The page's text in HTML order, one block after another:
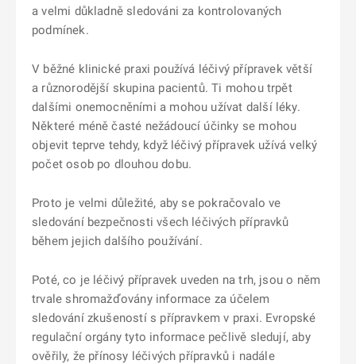
a velmi důkladně sledováni za kontrolovaných
podmínek.
V běžné klinické praxi používá léčivý přípravek větší
a různorodější skupina pacientů. Ti mohou trpět
dalšími onemocněními a mohou užívat další léky.
Některé méně časté nežádoucí účinky se mohou
objevit teprve tehdy, když léčivý přípravek užívá velký
počet osob po dlouhou dobu.
Proto je velmi důležité, aby se pokračovalo ve
sledování bezpečnosti všech léčivých přípravků
během jejich dalšího používání.
Poté, co je léčivý přípravek uveden na trh, jsou o něm
trvale shromažďovány informace za účelem
sledování zkušeností s přípravkem v praxi. Evropské
regulační orgány tyto informace pečlivě sledují, aby
ověřily, že přínosy léčivých přípravků i nadále